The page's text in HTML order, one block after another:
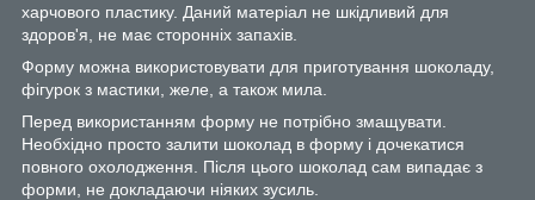
харчового пластику. Даний матеріал не шкідливий для
здоров'я, не має сторонніх запахів.
Форму можна використовувати для приготування шоколаду,
фігурок з мастики, желе, а також мила.
Перед використанням форму не потрібно змащувати.
Необхідно просто залити шоколад в форму і дочекатися
повного охолодження. Після цього шоколад сам випадає з
форми, не докладаючи ніяких зусиль.